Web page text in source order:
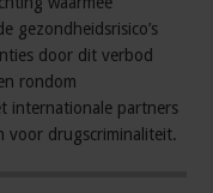
gezondheidsrisico’s
door dit verbod
rondom
internationale partners
voor drugscriminaliteit.